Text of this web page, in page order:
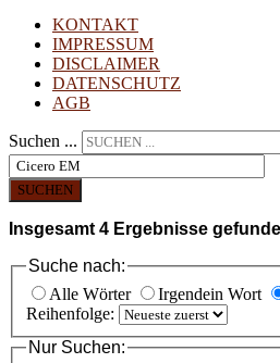
KONTAKT
IMPRESSUM
DISCLAIMER
DATENSCHUTZ
AGB
Suchen ...
SUCHEN
Insgesamt 4 Ergebnisse
Suche nach:
Alle Wörter
Irgendein Wort
Reihenfolge:
Nur Suchen: